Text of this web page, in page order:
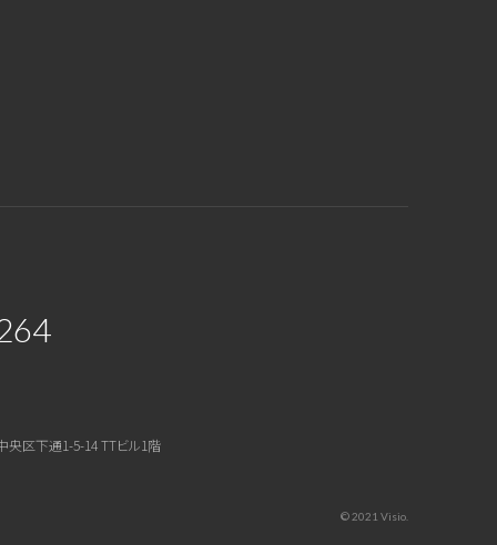
区下通1-5-14 TTビル1階
© 2021 Visio.